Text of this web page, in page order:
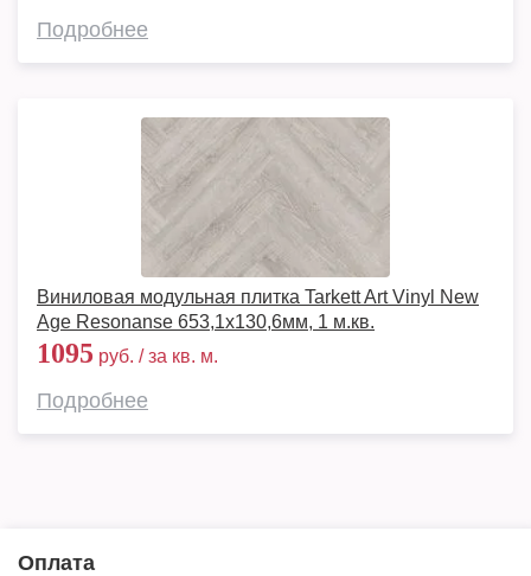
Подробнее
Виниловая модульная плитка Tarkett Art Vinyl New
Age Resonanse 653,1х130,6мм, 1 м.кв.
1095 руб. / за кв. м.
Подробнее
Оплата